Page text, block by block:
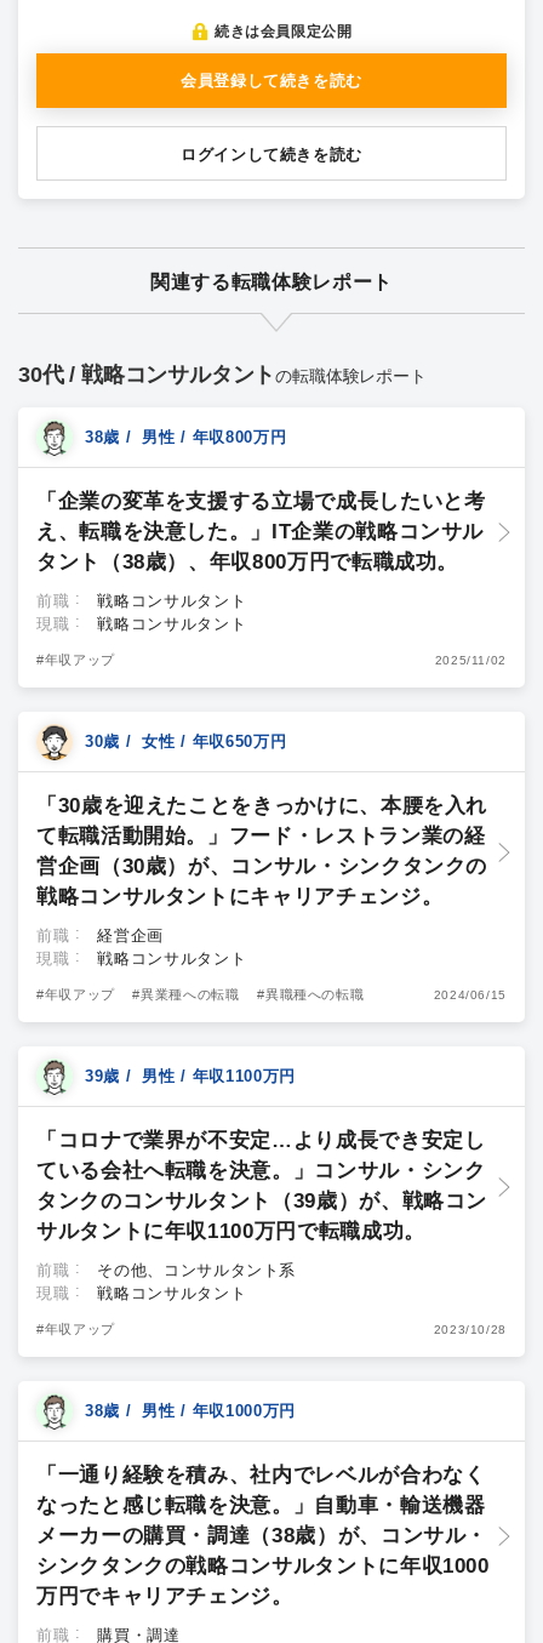
続きは会員限定公開
会員登録して続きを読む
ログインして続きを読む
関連する転職体験レポート
30代 / 戦略コンサルタントの転職体験レポート
38歳 / 男性 / 年収800万円
「企業の変革を支援する立場で成長したいと考
え、転職を決意した。」IT企業の戦略コンサル
タント（38歳）、年収800万円で転職成功。
前職
戦略コンサルタント
現職
戦略コンサルタント
#年収アップ 2025/11/02
30歳 / 女性 / 年収650万円
「30歳を迎えたことをきっかけに、本腰を入れ
て転職活動開始。」フード・レストラン業の経
営企画（30歳）が、コンサル・シンクタンクの
戦略コンサルタントにキャリアチェンジ。
前職
経営企画
現職
戦略コンサルタント
#年収アップ #異業種への転職 #異職種への転職 2024/06/15
39歳 / 男性 / 年収1100万円
「コロナで業界が不安定…より成長でき安定し
ている会社へ転職を決意。」コンサル・シンク
タンクのコンサルタント（39歳）が、戦略コン
サルタントに年収1100万円で転職成功。
前職
その他、コンサルタント系
現職
戦略コンサルタント
#年収アップ 2023/10/28
38歳 / 男性 / 年収1000万円
「一通り経験を積み、社内でレベルが合わなく
なったと感じ転職を決意。」自動車・輸送機器
メーカーの購買・調達（38歳）が、コンサル・
シンクタンクの戦略コンサルタントに年収1000
万円でキャリアチェンジ。
前職 購買・調達